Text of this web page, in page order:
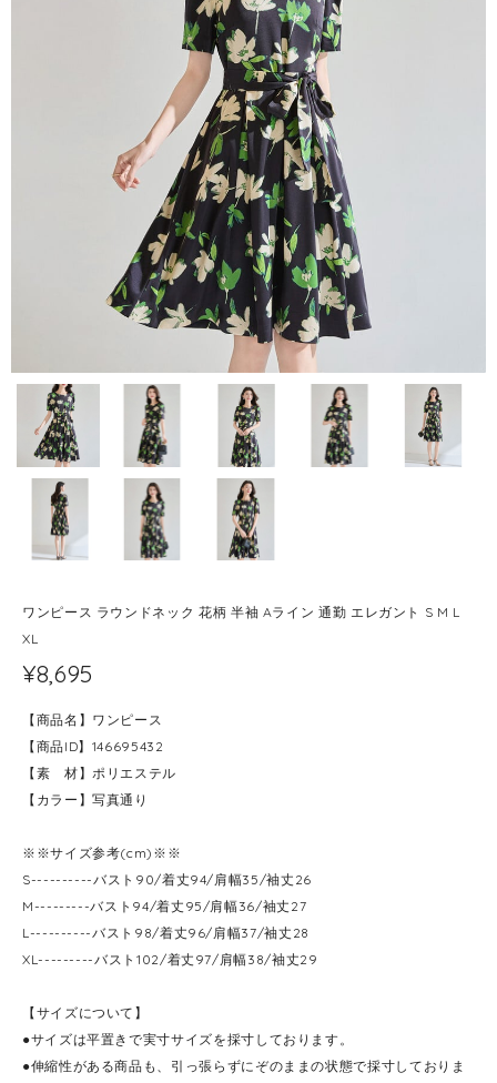
ワンピース ラウンドネック 花柄 半袖 Aライン 通勤 エレガント S M L
XL
¥8,695
【商品名】ワンピース
【商品ID】146695432
【素 材】ポリエステル
【カラー】写真通り
※※サイズ参考(cm)※※
S----------バスト90/着丈94/肩幅35/袖丈26
M---------バスト94/着丈95/肩幅36/袖丈27
L----------バスト98/着丈96/肩幅37/袖丈28
XL---------バスト102/着丈97/肩幅38/袖丈29
【サイズについて】
●サイズは平置きで実寸サイズを採寸しております。
●伸縮性がある商品も、引っ張らずにぞのままの状態で採寸しておりま